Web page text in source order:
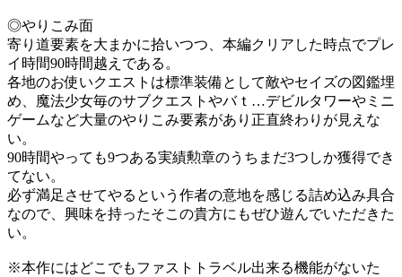
◎やりこみ面
寄り道要素を大まかに拾いつつ、本編クリアした時点でプレ
イ時間90時間越えである。
各地のお使いクエストは標準装備として敵やセイズの図鑑埋
め、魔法少女毎のサブクエストやバｔ…デビルタワーやミニ
ゲームなど大量のやりこみ要素があり正直終わりが見えな
い。
90時間やっても9つある実績勲章のうちまだ3つしか獲得でき
てない。
必ず満足させてやるという作者の意地を感じる詰め込み具合
なので、興味を持ったそこの貴方にもぜひ遊んでいただきた
い。
※本作にはどこでもファストトラベル出来る機能がないた